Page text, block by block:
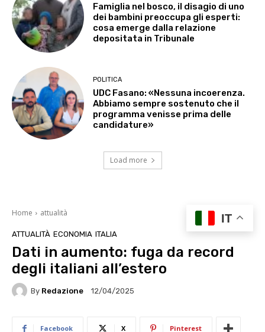
Famiglia nel bosco, il disagio di uno
dei bambini preoccupa gli esperti:
cosa emerge dalla relazione
depositata in Tribunale
POLITICA
UDC Fasano: «Nessuna incoerenza.
Abbiamo sempre sostenuto che il
programma venisse prima delle
candidature»
Load more